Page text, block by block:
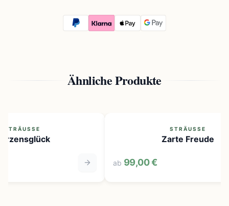
Ähnliche Produkte
STRÄUSSE STRÄUSSE
Zarte Freude
ab 99,00 €